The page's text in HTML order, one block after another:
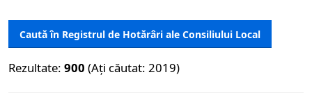
Caută în Registrul de Hotărâri ale Consiliului Local
Rezultate: 900 (Ați căutat: 2019)